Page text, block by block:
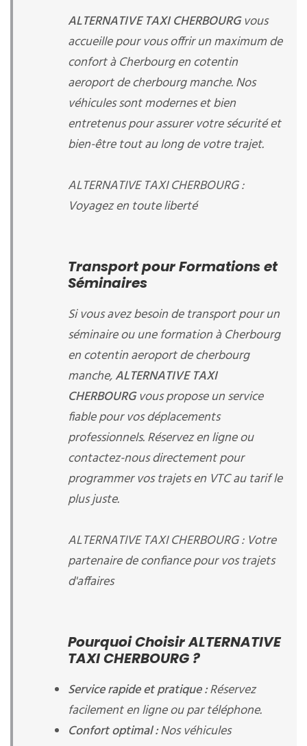
ALTERNATIVE TAXI CHERBOURGvous
accueillepour vous offrir un maximum de
confort à Cherbourg en cotentin
aeroport de cherbourg manche. Nos
véhicules sont modernes et bien
entretenus pour assurer votre sécurité et
bien-être tout au long de votre trajet.
ALTERNATIVE TAXI CHERBOURG :
Voyagez en toute liberté
Transport pour Formations et
Séminaires
Si vous avez besoin de transport pour un
séminaire ou une formation à Cherbourg
en cotentin aeroport de cherbourg
manche,ALTERNATIVE TAXI
CHERBOURGvous propose un service
fiable pour vos déplacements
professionnels. Réservez en ligne ou
contactez-nous directement pour
programmer vos trajets en VTC au tarif le
plus juste.
ALTERNATIVE TAXI CHERBOURG : Votre
partenaire de confiance pour vos trajets
d'affaires
Pourquoi Choisir ALTERNATIVE
TAXI CHERBOURG ?
Service rapide et pratique :Réservez
facilement en ligne ou par téléphone.
Confort optimal :Nos véhicules